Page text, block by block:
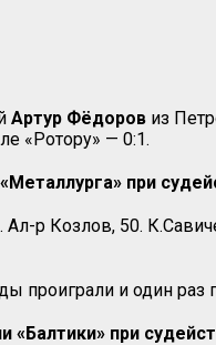
Артур Фёдоров из
«Ротору» — 0:1.
при
Ал-р Козлов, 50.
проиграли и один раз
«Балтики» при